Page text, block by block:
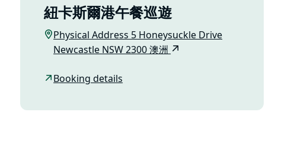
紐卡斯爾港午餐巡遊
Physical Address 5 Honeysuckle Drive
Newcastle NSW 2300 澳洲
Booking details